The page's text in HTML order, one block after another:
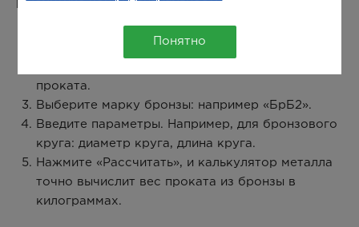
Как рассчитать вес бронзового проката:
Выберите в окне калькулятора металл:
проката.
Выберите марку бронзы: например «БрБ2».
Введите параметры. Например, для бронзового
круга: диаметр круга, длина круга.
Нажмите «Рассчитать», и калькулятор металла
точно вычислит вес проката из бронзы в
килограммах.
Понятно